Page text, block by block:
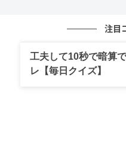
注目
工夫して10秒で暗算
レ【毎日クイズ】